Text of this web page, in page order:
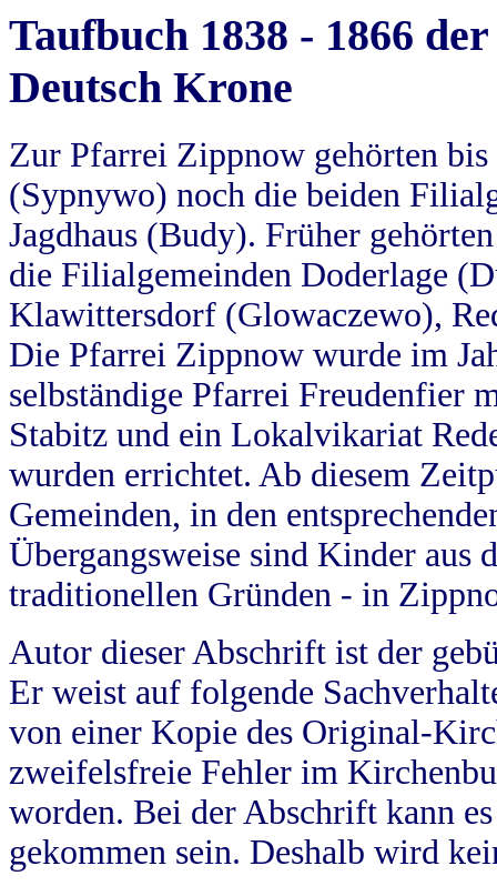
Taufbuch 1838 - 1866
Deutsch Krone
Zur Pfarrei Zippnow gehörten
(Sypnywo) noch die beiden
Jagdhaus (Budy). Früher
die Filialgemeinden Doderlage
Klawittersdorf (Glowaczewo),
Die Pfarrei Zippnow wurde im
selbständige Pfarrei Freudenfier
Stabitz und ein Lokalvikariat
wurden errichtet. Ab diesem
Gemeinden, in den
Übergangsweise sind Kinder aus
traditionellen Gründen - in
Autor dieser Abschrift ist der
Er weist auf folgende
von einer Kopie des Original-
zweifelsfreie Fehler im
worden. Bei der Abschrift kann
gekommen sein. Deshalb wird